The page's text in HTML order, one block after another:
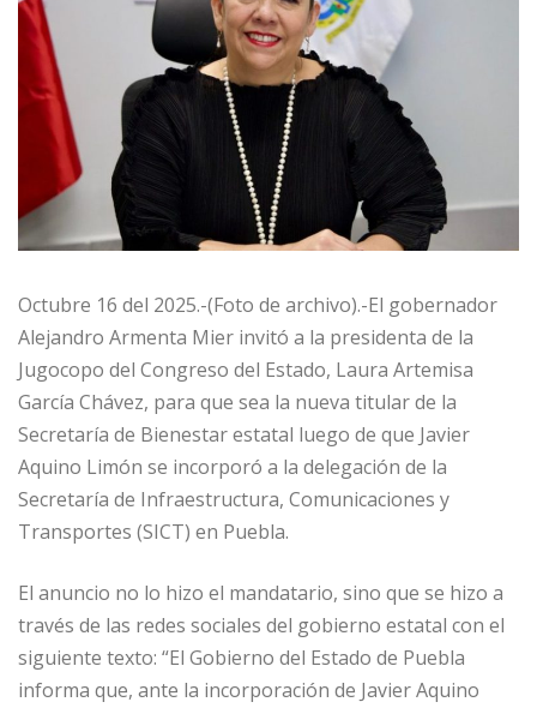
Octubre 16 del 2025.-(Foto de archivo).-El gobernador
Alejandro Armenta Mier invitó a la presidenta de la
Jugocopo del Congreso del Estado, Laura Artemisa
García Chávez, para que sea la nueva titular de la
Secretaría de Bienestar estatal luego de que Javier
Aquino Limón se incorporó a la delegación de la
Secretaría de Infraestructura, Comunicaciones y
Transportes (SICT) en Puebla.
El anuncio no lo hizo el mandatario, sino que se hizo a
través de las redes sociales del gobierno estatal con el
siguiente texto: “El Gobierno del Estado de Puebla
informa que, ante la incorporación de Javier Aquino